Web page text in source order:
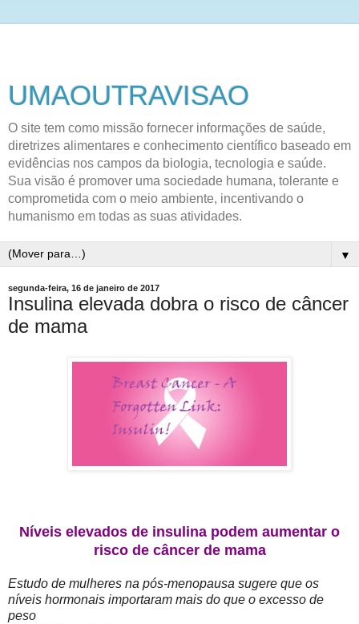
UMAOUTRAVISAO
O site tem como missão fornecer informações de saúde,
diretrizes alimentares e conhecimento científico baseado em
evidências nos campos da biologia, tecnologia e saúde.
Sua visão é promover uma sociedade humana, tolerante e
comprometida com o meio ambiente, incentivando o
humanismo em todas as suas atividades.
▼
segunda-feira, 16 de janeiro de 2017
Insulina elevada dobra o risco de câncer
de mama
Níveis elevados de insulina podem aumentar o
risco de câncer de mama
Estudo de mulheres na pós-menopausa sugere que os
níveis hormonais importaram mais do que o excesso de
peso